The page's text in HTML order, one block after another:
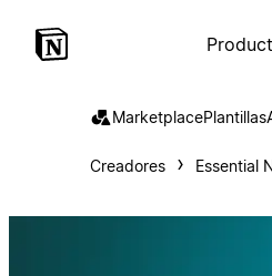
MarketplacePlantillas
Creadores Essential